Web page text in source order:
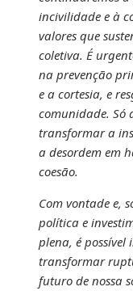
incivilidade e à
valores que
coletiva. É
na prevenção
e a cortesia, e
comunidade. Só
transformar a
a desordem em
coesão.
Com vontade e,
política e
plena, é possível
transformar
futuro de nossa